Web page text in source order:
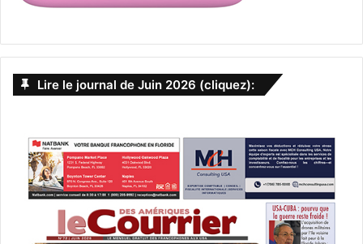
Lire le journal de Juin 2026 (cliquez):